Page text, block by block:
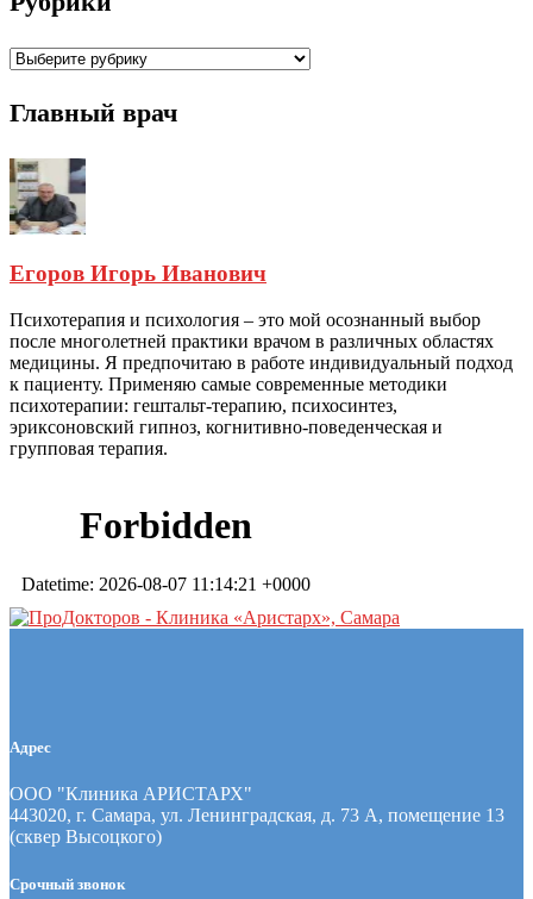
Рубрики
Главный врач
Егоров Игорь Иванович
Психотерапия и психология – это мой осознанный выбор
после многолетней практики врачом в различных областях
медицины. Я предпочитаю в работе индивидуальный подход
к пациенту. Применяю самые современные методики
психотерапии: гештальт-терапию, психосинтез,
эриксоновский гипноз, когнитивно-поведенческая и
групповая терапия.
Адрес
ООО "Клиника АРИСТАРХ"
443020, г. Самара, ул. Ленинградская, д. 73 А, помещение 13
(сквер Высоцкого)
Срочный звонок